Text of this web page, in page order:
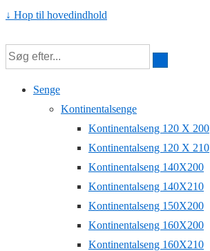
↓ Hop til hovedindhold
Senge
Kontinentalsenge
Kontinentalseng 120 X 200
Kontinentalseng 120 X 210
Kontinentalseng 140X200
Kontinentalseng 140X210
Kontinentalseng 150X200
Kontinentalseng 160X200
Kontinentalseng 160X210